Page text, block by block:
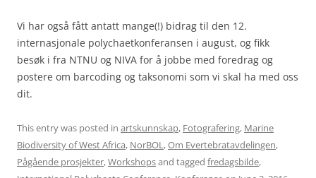
Vi har også fått antatt mange(!) bidrag til den 12.
internasjonale polychaetkonferansen i august, og fikk
besøk i fra NTNU og NIVA for å jobbe med foredrag og
postere om barcoding og taksonomi som vi skal ha med oss
dit.
This entry was posted in artskunnskap, Fotografering, Marine
Biodiversity of West Africa, NorBOL,Om Evertebratavdelingen,
Pågående prosjekter,Workshopsand tagged fredagsbilde,